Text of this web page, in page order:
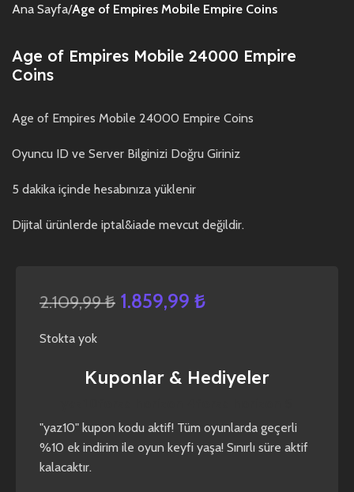
Ana Sayfa Age of Empires Mobile Empire Coins
Age of Empires Mobile 24000 Empire
Coins
Age of Empires Mobile 24000 Empire Coins
Oyuncu ID ve Server Bilginizi Doğru Giriniz
5 dakika içinde hesabınıza yüklenir
Dijital ürünlerde iptal&iade mevcut değildir.
2.109,99₺ 1.859,99 ₺
Stokta yok
Kuponlar & Hediyeler
"yaz10" kupon kodu aktif! Tüm oyunlarda geçerli
%10 ek indirim ile oyun keyfi yaşa! Sınırlı süre aktif
kalacaktır.